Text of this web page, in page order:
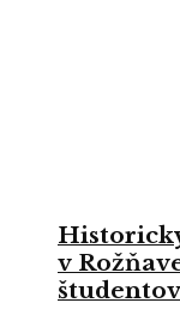
v
študentov